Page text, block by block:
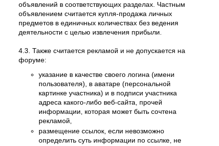
объявлений в соответствующих разделах. Частным
объявлением считается купля-продажа личных
предметов в единичных количествах без ведения
деятельности с целью извлечения прибыли.
4.3. Также считается рекламой и не допускается на
форуме:
указание в качестве своего логина (имени
пользователя), в аватаре (персональной
картинке участника) и в подписи участника
адреса какого-либо веб-сайта, прочей
информации, которая может быть сочтена
рекламой,
размещение ссылок, если невозможно
определить суть информации по ссылке, не